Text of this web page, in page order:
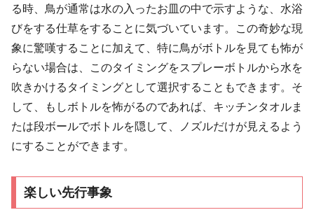
る時、鳥が通常は水の入ったお皿の中で示すような、水浴
びをする仕草をすることに気づいています。この奇妙な現
象に驚嘆することに加えて、特に鳥がボトルを見ても怖が
らない場合は、このタイミングをスプレーボトルから水を
吹きかけるタイミングとして選択することもできます。そ
して、もしボトルを怖がるのであれば、キッチンタオルま
たは段ボールでボトルを隠して、ノズルだけが見えるよう
にすることができます。
楽しい先行事象